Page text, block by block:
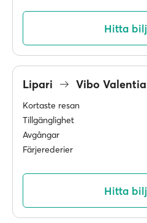
Hitta
Lipari Vibo Valentia
Kortaste resan
Tillgänglighet
Avgångar
Färjerederier
Hitta